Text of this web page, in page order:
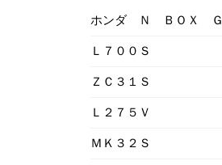
ホンダ Ｎ ＢＯＸ Ｇ
Ｌ７００Ｓ
ＺＣ３１Ｓ
Ｌ２７５Ｖ
ＭＫ３２Ｓ